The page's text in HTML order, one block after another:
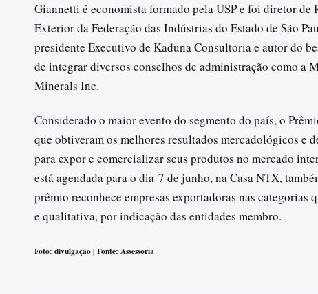
Giannetti é economista formado pela USP e foi diretor de
Exterior da Federação das Indústrias do Estado de São
presidente Executivo de Kaduna Consultoria e autor do
de integrar diversos conselhos de administração como a
Minerals Inc.
Considerado o maior evento do segmento do país, o
que obtiveram os melhores resultados mercadológicos e
para expor e comercializar seus produtos no mercado
está agendada para o dia 7 de junho, na Casa NTX,
prêmio reconhece empresas exportadoras nas
e qualitativa, por indicação das entidades membro.
Foto: divulgação | Fonte: Assessoria